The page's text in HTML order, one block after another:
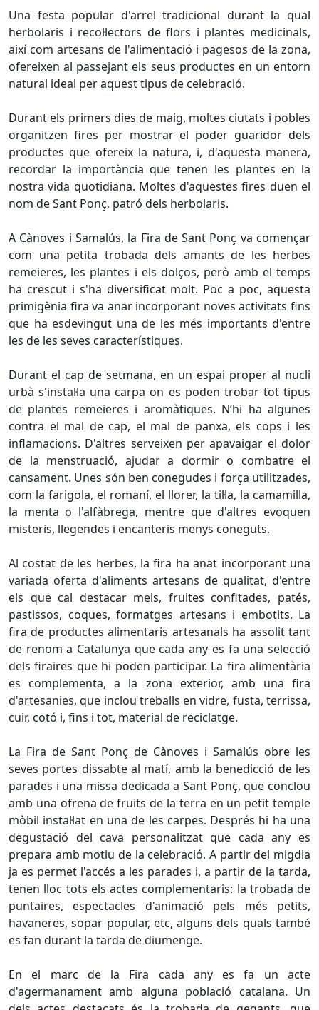
Una festa popular d'arrel tradicional durant la qual
herbolaris i recol·lectors de flors i plantes medicinals,
així com artesans de l'alimentació i pagesos de la zona,
ofereixen al passejant els seus productes en un entorn
natural ideal per aquest tipus de celebració.
Durant els primers dies de maig, moltes ciutats i pobles
organitzen fires per mostrar el poder guaridor dels
productes que ofereix la natura, i, d'aquesta manera,
recordar la importància que tenen les plantes en la
nostra vida quotidiana. Moltes d'aquestes fires duen el
nom de Sant Ponç, patró dels herbolaris.
A Cànoves i Samalús, la Fira de Sant Ponç va començar
com una petita trobada dels amants de les herbes
remeieres, les plantes i els dolços, però amb el temps
ha crescut i s'ha diversificat molt. Poc a poc, aquesta
primigènia fira va anar incorporant noves activitats fins
que ha esdevingut una de les més importants d'entre
les de les seves característiques.
Durant el cap de setmana, en un espai proper al nucli
urbà s'instal·la una carpa on es poden trobar tot tipus
de plantes remeieres i aromàtiques. N’hi ha algunes
contra el mal de cap, el mal de panxa, els cops i les
inflamacions. D'altres serveixen per apavaigar el dolor
de la menstruació, ajudar a dormir o combatre el
cansament. Unes són ben conegudes i força utilitzades,
com la farigola, el romaní, el llorer, la til·la, la camamilla,
la menta o l'alfàbrega, mentre que d'altres evoquen
misteris, llegendes i encanteris menys coneguts.
Al costat de les herbes, la fira ha anat incorporant una
variada oferta d'aliments artesans de qualitat, d'entre
els que cal destacar mels, fruites confitades, patés,
pastissos, coques, formatges artesans i embotits. La
fira de productes alimentaris artesanals ha assolit tant
de renom a Catalunya que cada any es fa una selecció
dels firaires que hi poden participar. La fira alimentària
es complementa, a la zona exterior, amb una fira
d'artesanies, que inclou treballs en vidre, fusta, terrissa,
cuir, cotó i, fins i tot, material de reciclatge.
La Fira de Sant Ponç de Cànoves i Samalús obre les
seves portes dissabte al matí, amb la benedicció de les
parades i una missa dedicada a Sant Ponç, que conclou
amb una ofrena de fruits de la terra en un petit temple
mòbil instal·lat en una de les carpes. Després hi ha una
degustació del cava personalitzat que cada any es
prepara amb motiu de la celebració. A partir del migdia
ja es permet l'accés a les parades i, a partir de la tarda,
tenen lloc tots els actes complementaris: la trobada de
puntaires, espectacles d'animació pels més petits,
havaneres, sopar popular, etc, alguns dels quals també
es fan durant la tarda de diumenge.
En el marc de la Fira cada any es fa un acte
d'agermanament amb alguna població catalana. Un